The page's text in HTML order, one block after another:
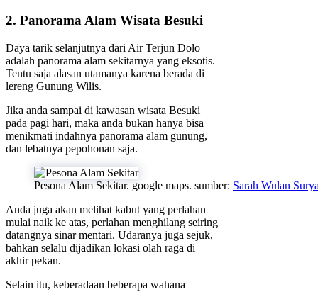
2. Panorama Alam Wisata Besuki
Daya tarik selanjutnya dari Air Terjun Dolo
adalah panorama alam sekitarnya yang eksotis.
Tentu saja alasan utamanya karena berada di
lereng Gunung Wilis.
Jika anda sampai di kawasan wisata Besuki
pada pagi hari, maka anda bukan hanya bisa
menikmati indahnya panorama alam gunung,
dan lebatnya pepohonan saja.
Pesona Alam Sekitar. google maps. sumber: Sarah Wulan
Anda juga akan melihat kabut yang perlahan
mulai naik ke atas, perlahan menghilang seiring
datangnya sinar mentari. Udaranya juga sejuk,
bahkan selalu dijadikan lokasi olah raga di
akhir pekan.
Selain itu, keberadaan beberapa wahana